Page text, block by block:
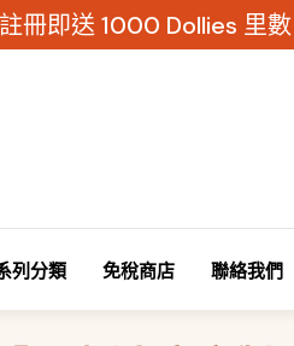
冊即送 1000 Dollies 里數
列分類 免稅商店 聯絡我們